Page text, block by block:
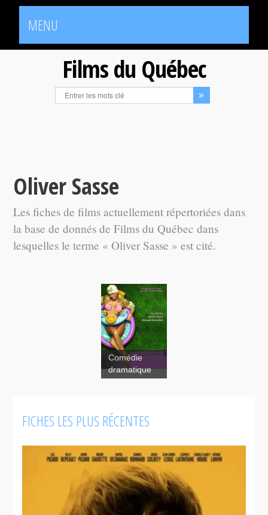
MENU
Films du Québec
Oliver Sasse
Les fiches de films actuellement répertoriées dans
la base de donnés de Films du Québec dans
lesquelles le terme « Oliver Sasse » est cité.
Summer
Comédie
dramatique
FICHES LES PLUS RÉCENTES